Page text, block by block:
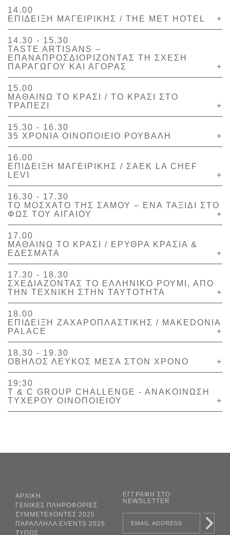
14.00
ΕΠΙ∆ΕΙΞΗ ΜΑΓΕΙΡΙΚΗΣ / THE MET HOTEL
+
14.30 - 15.30
TASTE ARTISANS –
ΕΠΑΝΑΠΡΟΣΔΙΟΡΙΖΟΝΤΑΣ ΤΗ ΣΧΕΣΗ
ΠΑΡΑΓΩΓΟΥ ΚΑΙ ΑΓΟΡΑΣ
+
15.00
ΜΑΘΑΙΝΩ ΤΟ ΚΡΑΣΙ / ΤΟ ΚΡΑΣΙ ΣΤΟ
ΤΡΑΠΕΖΙ
+
15.30 - 16.30
35 ΧΡΟΝΙΑ ΟΙΝΟΠΟΙΕΙΟ ΡΟΥΒΑΛΗ
+
16.00
ΕΠΙΔΕΙΞΗ ΜΑΓΕΙΡΙΚΗΣ / ΣΑΕΚ LA CHEF
LEVI
+
16.30 - 17.30
ΤΟ ΜΟΣΧΑΤΟ ΤΗΣ ΣΑΜΟΥ – ΕΝΑ ΤΑΞΙΔΙ ΣΤΟ
ΦΩΣ ΤΟΥ ΑΙΓΑΙΟΥ
+
17.00
ΜΑΘΑΙΝΩ ΤΟ ΚΡΑΣΙ / ΕΡΥΘΡΑ ΚΡΑΣΙΑ &
ΕΔΕΣΜΑΤΑ
+
17.30 - 18.30
ΣΧΕΔΙΑΖΟΝΤΑΣ ΤΟ ΕΛΛΗΝΙΚΟ ΡΟΥΜΙ, ΑΠΟ
ΤΗΝ ΤΕΧΝΙΚΗ ΣΤΗΝ ΤΑΥΤΟΤΗΤΑ
+
18.00
ΕΠΙ∆ΕΙΞΗ ΖΑΧΑΡΟΠΛΑΣΤΙΚΗΣ / MAKEDONIA
PALACE
+
18.30 - 19.30
ΟΒΗΛΟΣ ΛΕΥΚΟΣ ΜΕΣΑ ΣΤΟΝ ΧΡΟΝΟ
+
19:30
T & C GROUP CHALLENGE - ANAΚΟΙΝΩΣΗ
ΤΥΧΕΡΟΥ ΟΙΝΟΠΟΙΕΙΟΥ
+
ΑΡΧΙΚΗ
ΓΕΝΙΚΕΣ ΠΛΗΡΟΦΟΡΙΕΣ
ΣΥΜΜΕΤΕΧΟΝΤΕΣ 2025
ΠΑΡΑΛΛΗΛΑ EVENTS 2025
ΤΥΠΟΣ
ΕΓΓΡΑΦΗ ΣΤΟ
NEWSLETTER